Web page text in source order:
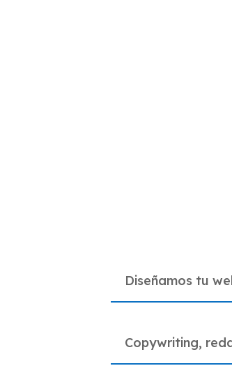
Diseñamos tu
Copywriting,